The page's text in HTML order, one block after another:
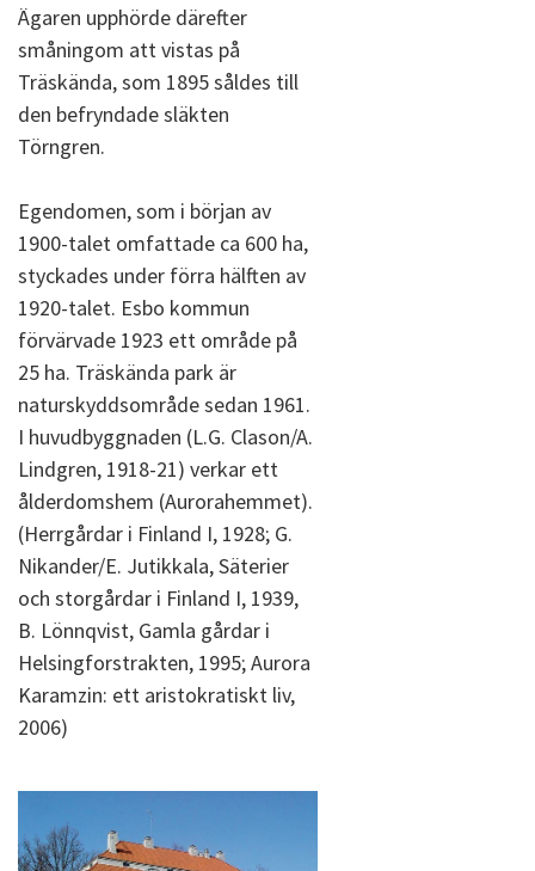
Ägaren upphörde därefter
småningom att vistas på
Träskända, som 1895 såldes till
den befryndade släkten
Törngren.
Egendomen, som i början av
1900-talet omfattade ca 600 ha,
styckades under förra hälften av
1920-talet. Esbo kommun
förvärvade 1923 ett område på
25 ha. Träskända park är
naturskyddsområde sedan 1961.
I huvudbyggnaden (L.G. Clason/A.
Lindgren, 1918-21) verkar ett
ålderdomshem (Aurorahemmet).
(Herrgårdar i Finland I, 1928; G.
Nikander/E. Jutikkala, Säterier
och storgårdar i Finland I, 1939,
B. Lönnqvist, Gamla gårdar i
Helsingforstrakten, 1995; Aurora
Karamzin: ett aristokratiskt liv,
2006)